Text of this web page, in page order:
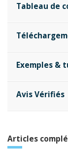
Tableau de
Exemples &
Avis Vérifiés
Articles